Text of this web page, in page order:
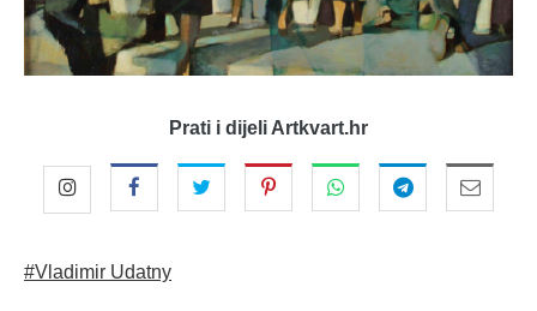
Prati i dijeli Artkvart.hr
#Vladimir Udatny